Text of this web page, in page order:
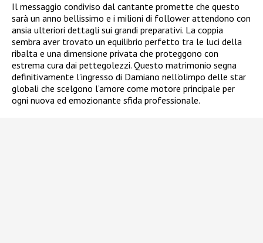
Il messaggio condiviso dal cantante promette che questo
sarà un anno bellissimo e i milioni di follower attendono con
ansia ulteriori dettagli sui grandi preparativi. La coppia
sembra aver trovato un equilibrio perfetto tra le luci della
ribalta e una dimensione privata che proteggono con
estrema cura dai pettegolezzi. Questo matrimonio segna
definitivamente l’ingresso di Damiano nell’olimpo delle star
globali che scelgono l’amore come motore principale per
ogni nuova ed emozionante sfida professionale.